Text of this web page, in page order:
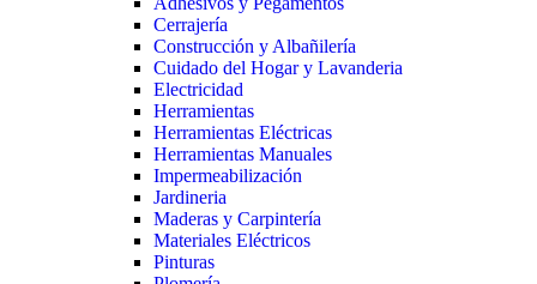
Cerrajería
Construcción y Albañilería
Cuidado del Hogar y Lavanderia
Electricidad
Herramientas
Herramientas Eléctricas
Herramientas Manuales
Impermeabilización
Jardineria
Maderas y Carpintería
Materiales Eléctricos
Pinturas